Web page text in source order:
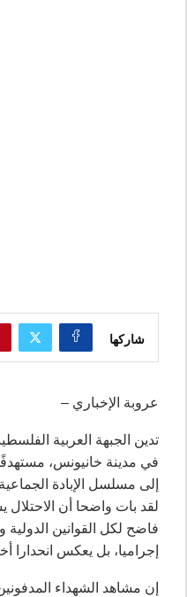
شاركها
عروبة الإخباري –
تدين الجبهة العربية
في مدينة خانيونس،
إلى مسلسل الإبادة
لقد بات واضحا أن
فاضح لكل القوانين
إجراميا، بل يعكس انحدارا
إن مشاهد الشهداء